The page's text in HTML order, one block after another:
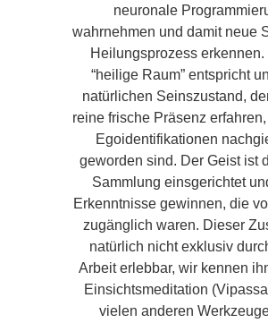
neuronale
wahrnehmen und damit neue
Heilungsprozess
“heilige Raum” entspricht
natürlichen Seinszustand,
reine frische Präsenz
Egoidentifikationen
geworden sind. Der Geist ist
Sammlung einsgerichtet
Erkenntnisse gewinnen, die
zugänglich waren. Dieser
natürlich nicht exklusiv
Arbeit erlebbar, wir kennen
Einsichtsmeditation
vielen anderen